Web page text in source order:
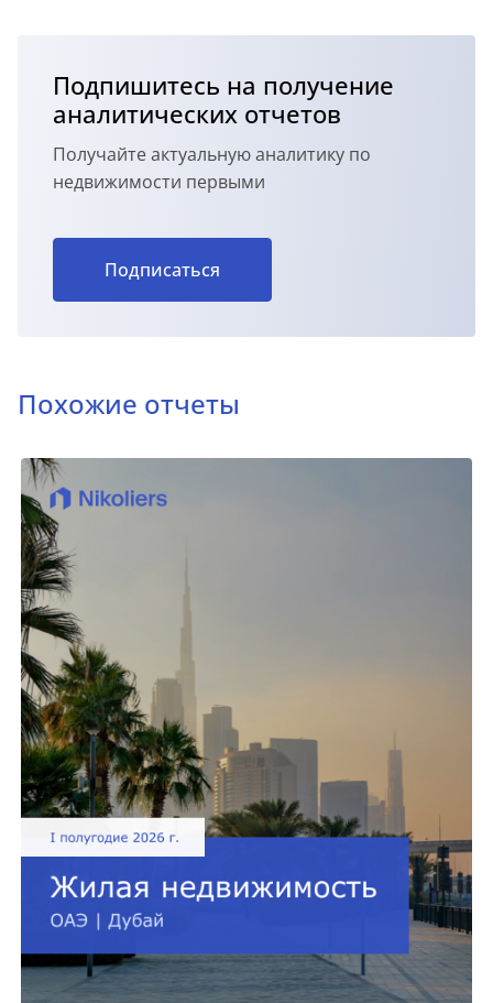
Подпишитесь на получение
аналитических отчетов
Получайте актуальную аналитику по
недвижимости первыми
Подписаться
Похожие отчеты